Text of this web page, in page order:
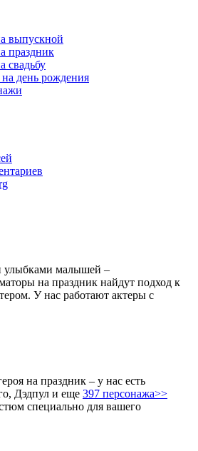
выпускной
праздник
свадьбу
день рождения
улыбками малышей –
на праздник найдут подход к
У нас работают актеры с
на праздник – у нас есть
Дэдпул и еще 397 персонажа>>
специально для вашего